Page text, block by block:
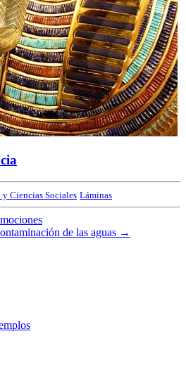
Ciencias Sociales Láminas
de las aguas →